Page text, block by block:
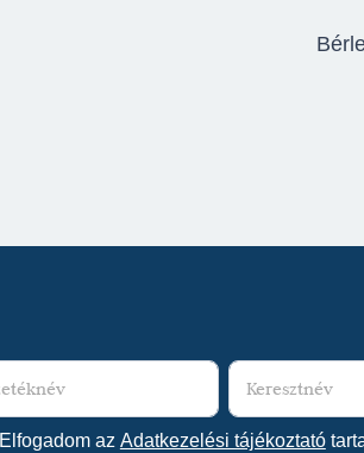
Divinyi
Hold,
Művész
Elfogadom az Adatkezelési tájékoztató